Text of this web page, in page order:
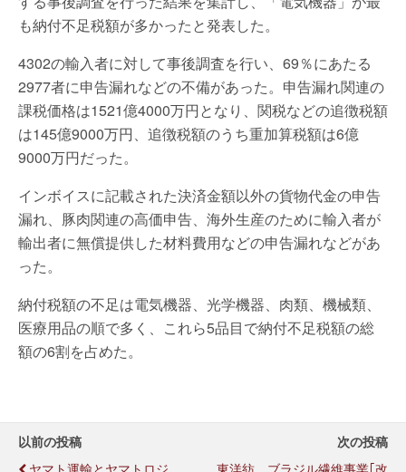
も納付不足税額が多かったと発表した。
4302の輸入者に対して事後調査を行い、69％にあたる
2977者に申告漏れなどの不備があった。申告漏れ関連の
課税価格は1521億4000万円となり、関税などの追徴税額
は145億9000万円、追徴税額のうち重加算税額は6億
9000万円だった。
インボイスに記載された決済金額以外の貨物代金の申告
漏れ、豚肉関連の高価申告、海外生産のために輸入者が
輸出者に無償提供した材料費用などの申告漏れなどがあ
った。
納付税額の不足は電気機器、光学機器、肉類、機械類、
医療用品の順で多く、これら5品目で納付不足税額の総
額の6割を占めた。
以前の投稿
ヤマト運輸とヤマトロジ、
次の投稿
東洋紡、ブラジル繊維事業｢改